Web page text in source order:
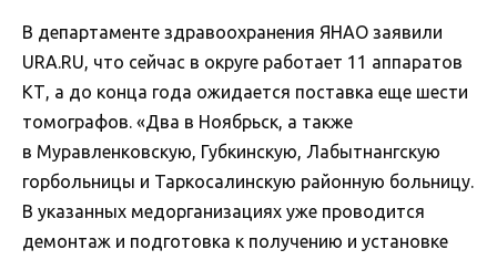
В департаменте здравоохранения ЯНАО заявили
URA.RU, что сейчас в округе работает 11 аппаратов
КТ, а до конца года ожидается поставка еще шести
томографов. «Два в Ноябрьск, а также
в Муравленковскую, Губкинскую, Лабытнангскую
горбольницы и Таркосалинскую районную больницу.
В указанных медорганизациях уже проводится
демонтаж и подготовка к получению и установке